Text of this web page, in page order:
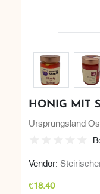
HONIG MIT
Ursprungsland
Vendor:
€18.40